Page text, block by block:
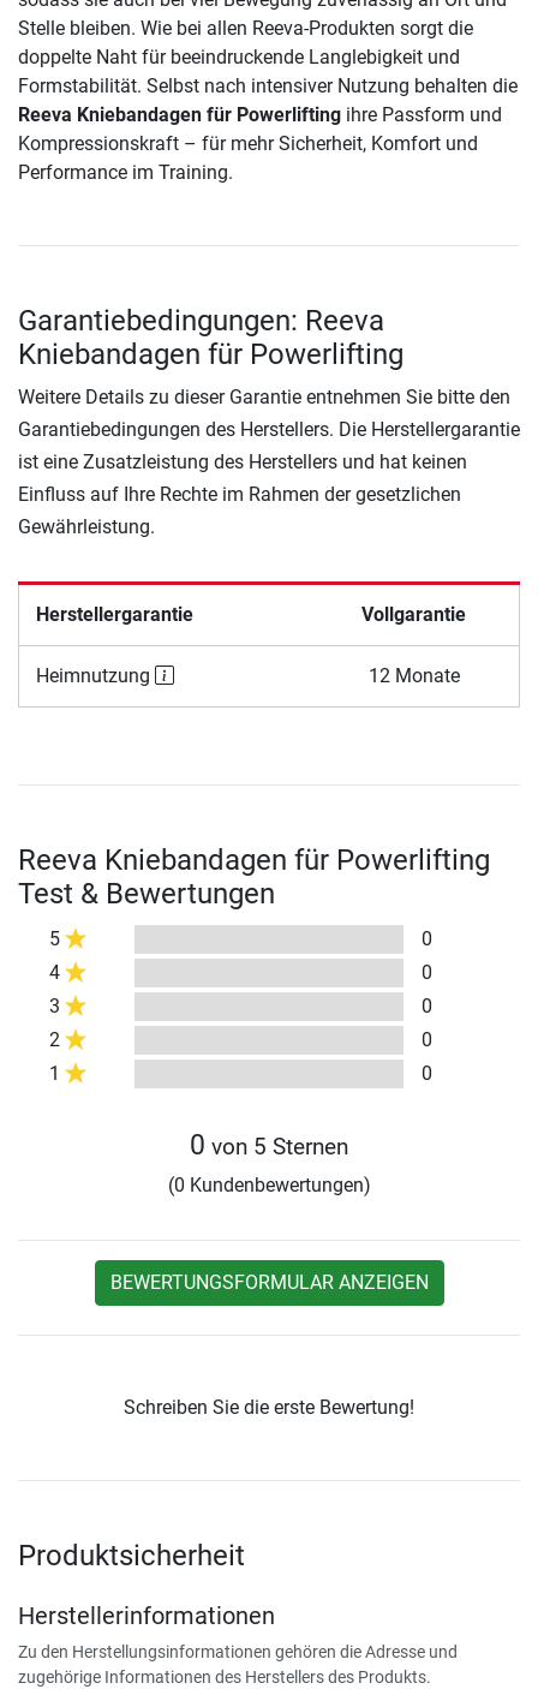
Stelle bleiben. Wie bei allen Reeva-Produkten sorgt die
doppelte Naht für beeindruckende Langlebigkeit und
Formstabilität. Selbst nach intensiver Nutzung behalten die
Reeva Kniebandagen für Powerlifting ihre Passform und
Kompressionskraft – für mehr Sicherheit, Komfort und
Performance im Training.
Garantiebedingungen: Reeva
Kniebandagen für Powerlifting
Weitere Details zu dieser Garantie entnehmen Sie bitte den
Garantiebedingungen des Herstellers. Die Herstellergarantie
ist eine Zusatzleistung des Herstellers und hat keinen
Einfluss auf Ihre Rechte im Rahmen der gesetzlichen
Gewährleistung.
Herstellergarantie Vollgarantie
Heimnutzung 12 Monate
Reeva Kniebandagen für Powerlifting
Test & Bewertungen
5
0
4
0
3
0
2
0
1
0
0 von 5 Sternen
(0 Kundenbewertungen)
BEWERTUNGSFORMULAR ANZEIGEN
Schreiben Sie die erste Bewertung!
Produktsicherheit
Herstellerinformationen
Zu den Herstellungsinformationen gehören die Adresse und
zugehörige Informationen des Herstellers des Produkts.